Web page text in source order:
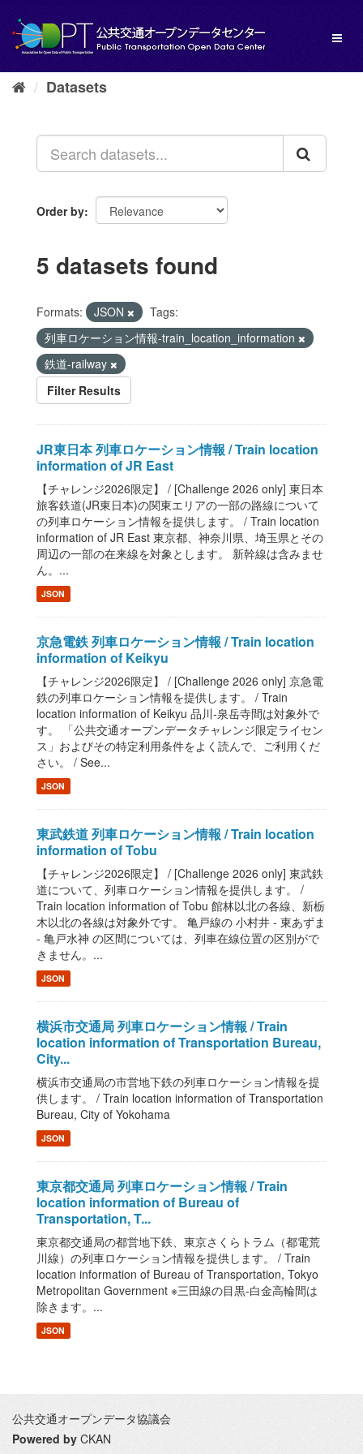
content
Datasets
Order by
5 datasets found
Formats: JSON
Tags:
列車ロケーション情報-train_location_information
鉄道-railway
Filter Results
JR東日本 列車ロケーション情報 / Train location
information of JR East
【チャレンジ2026限定】 / [Challenge 2026 only] 東日本
旅客鉄道(JR東日本)の関東エリアの一部の路線について
の列車ロケーション情報を提供します。 / Train location
information of JR East 東京都、神奈川県、埼玉県とその
周辺の一部の在来線を対象とします。 新幹線は含みませ
ん。...
JSON
京急電鉄 列車ロケーション情報 / Train location
information of Keikyu
【チャレンジ2026限定】 / [Challenge 2026 only] 京急電
鉄の列車ロケーション情報を提供します。 / Train
location information of Keikyu 品川-泉岳寺間は対象外で
す。 「公共交通オープンデータチャレンジ限定ライセン
ス」およびその特定利用条件をよく読んで、ご利用くだ
さい。 / See...
JSON
東武鉄道 列車ロケーション情報 / Train location
information of Tobu
【チャレンジ2026限定】 / [Challenge 2026 only] 東武鉄
道について、列車ロケーション情報を提供します。 /
Train location information of Tobu 館林以北の各線、新栃
木以北の各線は対象外です。 亀戸線の 小村井 - 東あずま
- 亀戸水神 の区間については、列車在線位置の区別がで
きません。...
JSON
横浜市交通局 列車ロケーション情報 / Train
location information of Transportation Bureau,
City...
横浜市交通局の市営地下鉄の列車ロケーション情報を提
供します。 / Train location information of Transportation
Bureau, City of Yokohama
JSON
東京都交通局 列車ロケーション情報 / Train
location information of Bureau of
Transportation, T...
東京都交通局の都営地下鉄、東京さくらトラム（都電荒
川線）の列車ロケーション情報を提供します。 / Train
location information of Bureau of Transportation, Tokyo
Metropolitan Government ※三田線の目黒-白金高輪間は
除きます。...
JSON
公共交通オープンデータ協議会
Powered by CKAN